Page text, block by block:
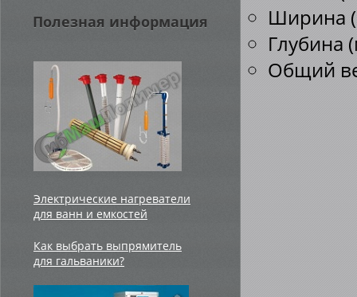
Полезная информация
Электрические нагреватели
для ванн и емкостей
Как выбрать выпрямитель
для гальваники?
Ширина
Глубина
Общий